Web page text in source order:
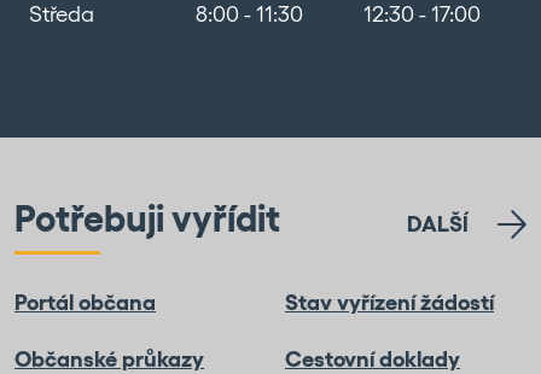
Středa 8:00 - 11:30 12:30 - 17:00
Potřebuji vyřídit DALŠÍ
Portál občana Stav vyřízení žádostí
Občanské průkazy Cestovní doklady